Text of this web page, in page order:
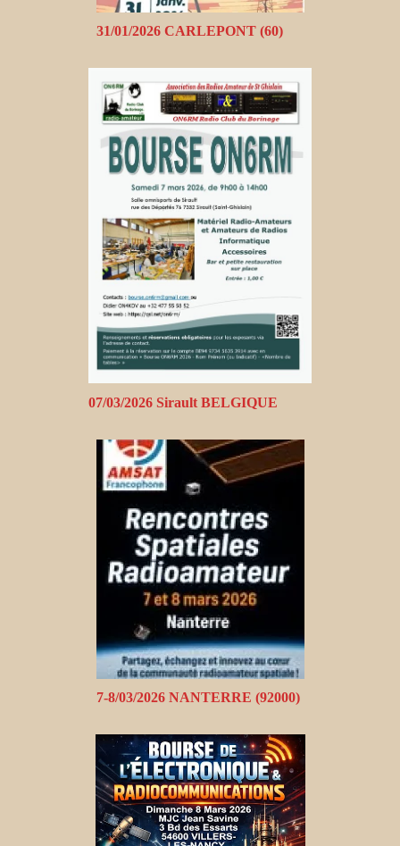
31/01/2026 CARLEPONT (60)
07/03/2026 Sirault BELGIQUE
7-8/03/2026 NANTERRE (92000)